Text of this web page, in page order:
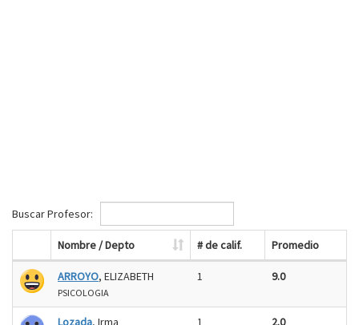
Buscar Profesor:
Nombre / Depto # de calif. Promedio
ARROYO, ELIZABETH
PSICOLOGIA
1 9.0
Lozada, Irma 1 2.0